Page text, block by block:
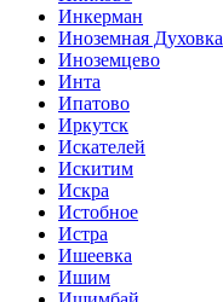
Инкерман
Иноземная Духовка
Иноземцево
Инта
Ипатово
Иркутск
Искателей
Искитим
Искра
Истобное
Истра
Ишеевка
Ишим